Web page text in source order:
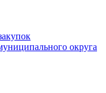
округа